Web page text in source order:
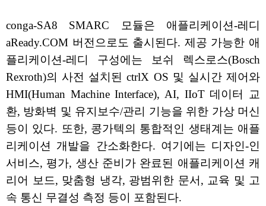
conga-SA8 SMARC 모듈은 애플리케이션-레디
aReady.COM 버전으로도 출시된다. 제공 가능한 애
플리케이션-레디 구성에는 보쉬 렉스로스(Bosch
Rexroth)의 사전 설치된 ctrlX OS 및 실시간 제어와
HMI(Human Machine Interface), AI, IIoT 데이터 교
환, 방화벽 및 유지보수/관리 기능을 위한 가상 머신
등이 있다. 또한, 콩가텍의 통합적인 생태계는 애플
리케이션 개발을 간소화한다. 여기에는 디자인-인
서비스, 평가, 생산 준비가 완료된 애플리케이션 캐
리어 보드, 맞춤형 냉각, 광범위한 문서, 교육 및 고
속 통신 무결성 측정 등이 포함된다.